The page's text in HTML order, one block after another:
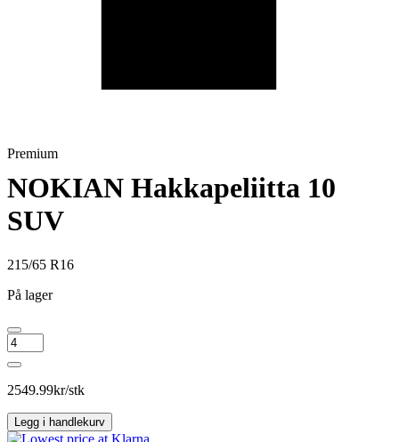
Premium
NOKIAN Hakkapeliitta 10
SUV
215/65 R16
På lager
NOKIAN
Hakkapeliitta
10
SUV
2549.99kr/stk
Legg i handlekurv